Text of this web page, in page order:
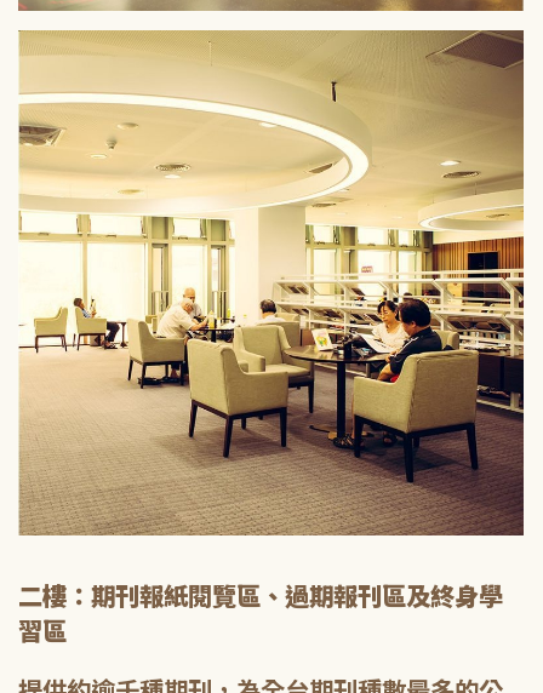
二樓：期刊報紙閱覽區、過期報刊區及終身學
習區